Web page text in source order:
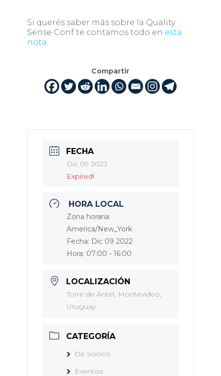
Si querés saber más sobre la Quality
Sense Conf te contamos todo en esta
nota.
Compartir
FECHA
Dic 09 2022
Expired!
HORA LOCAL
Zona horaria:
America/New_York
Fecha: Dic 09 2022
Hora: 07:00 - 16:00
LOCALIZACIÓN
Torre de Antel, Montevideo,
Uruguay.
CATEGORÍA
De Socios
Eventos